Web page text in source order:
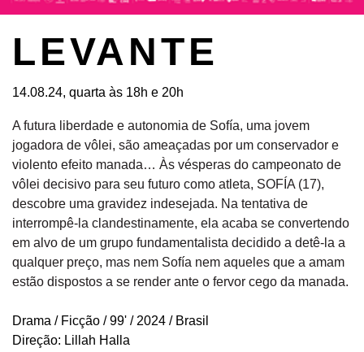
LEVANTE
14.08.24, quarta às 18h e 20h
A futura liberdade e autonomia de Sofía, uma jovem
jogadora de vôlei, são ameaçadas por um conservador e
violento efeito manada… Às vésperas do campeonato de
vôlei decisivo para seu futuro como atleta, SOFÍA (17),
descobre uma gravidez indesejada. Na tentativa de
interrompê-la clandestinamente, ela acaba se convertendo
em alvo de um grupo fundamentalista decidido a detê-la a
qualquer preço, mas nem Sofía nem aqueles que a amam
estão dispostos a se render ante o fervor cego da manada.
Drama / Ficção / 99' / 2024 / Brasil
Direção: Lillah Halla